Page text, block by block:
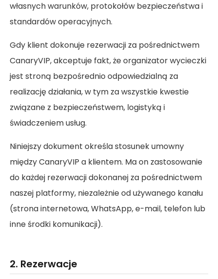
własnych warunków, protokołów bezpieczeństwa i
standardów operacyjnych.
Gdy klient dokonuje rezerwacji za pośrednictwem
CanaryVIP, akceptuje fakt, że organizator wycieczki
jest stroną bezpośrednio odpowiedzialną za
realizację działania, w tym za wszystkie kwestie
związane z bezpieczeństwem, logistyką i
świadczeniem usług.
Niniejszy dokument określa stosunek umowny
między CanaryVIP a klientem. Ma on zastosowanie
do każdej rezerwacji dokonanej za pośrednictwem
naszej platformy, niezależnie od używanego kanału
(strona internetowa, WhatsApp, e-mail, telefon lub
inne środki komunikacji).
2. Rezerwacje